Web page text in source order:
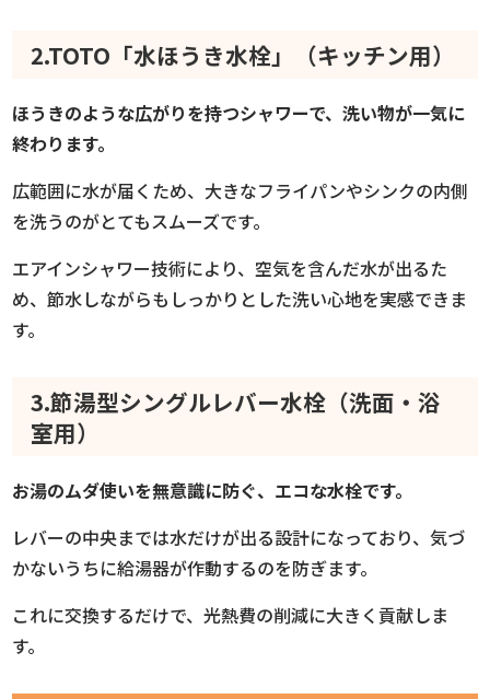
2.TOTO「水ほうき水栓」（キッチン用）
ほうきのような広がりを持つシャワーで、洗い物が一気に
終わります。
広範囲に水が届くため、大きなフライパンやシンクの内側
を洗うのがとてもスムーズです。
エアインシャワー技術により、空気を含んだ水が出るた
め、節水しながらもしっかりとした洗い心地を実感できま
す。
3.節湯型シングルレバー水栓（洗面・浴
室用）
お湯のムダ使いを無意識に防ぐ、エコな水栓です。
レバーの中央までは水だけが出る設計になっており、気づ
かないうちに給湯器が作動するのを防ぎます。
これに交換するだけで、光熱費の削減に大きく貢献しま
す。